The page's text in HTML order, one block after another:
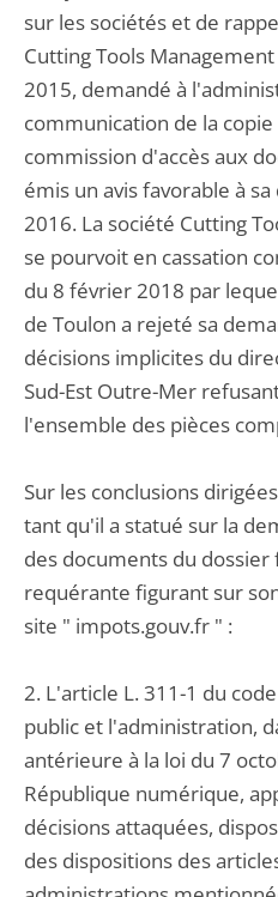
sur les sociétés et de
Cutting Tools
2015, demandé à
communication de la
commission d'accès aux
émis un avis favorable à
2016. La société Cutting
se pourvoit en cassation
du 8 février 2018 par
de Toulon a rejeté sa
décisions implicites du
Sud-Est Outre-Mer
l'ensemble des pièces
Sur les conclusions
tant qu'il a statué sur la
des documents du dossier
requérante figurant sur
site " impots.gouv.fr " :
2. L'article L. 311-1 du
public et l'administration,
antérieure à la loi du 7
République numérique,
décisions attaquées,
des dispositions des